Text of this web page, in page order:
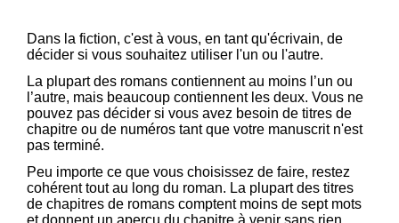
Dans la fiction, c'est à vous, en tant qu'écrivain, de
décider si vous souhaitez utiliser l'un ou l'autre.
La plupart des romans contiennent au moins l’un ou
l’autre, mais beaucoup contiennent les deux. Vous ne
pouvez pas décider si vous avez besoin de titres de
chapitre ou de numéros tant que votre manuscrit n'est
pas terminé.
Peu importe ce que vous choisissez de faire, restez
cohérent tout au long du roman. La plupart des titres
de chapitres de romans comptent moins de sept mots